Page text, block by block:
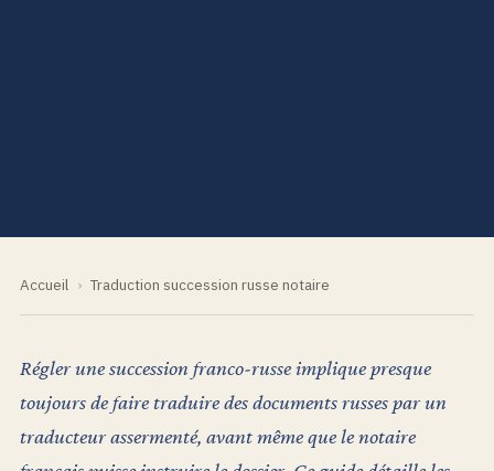
Accueil › Traduction succession russe notaire
Régler une succession franco-russe implique presque
toujours de faire traduire des documents russes par un
traducteur assermenté, avant même que le notaire